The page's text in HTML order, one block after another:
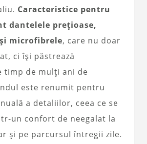
Caracteristice pentru
dantelele prețioase,
microfibrele, care nu doar
ci își păstrează
timp de mulți ani de
este renumit pentru
a detaliilor, ceea ce se
un confort de neegalat la
și pe parcursul întregii zile.